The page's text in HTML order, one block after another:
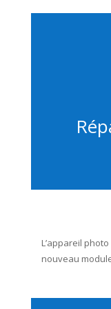
L’appareil
nouveau